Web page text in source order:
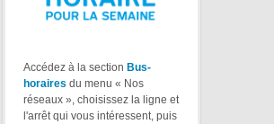
Accédez à la section Bus-
horaires du menu « Nos
réseaux », choisissez la ligne et
l'arrêt qui vous intéressent, puis